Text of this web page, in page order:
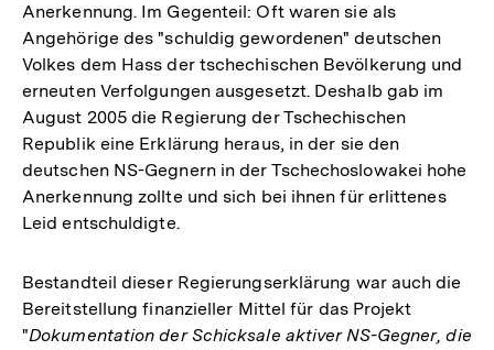
Anerkennung. Im Gegenteil: Oft waren sie als
Angehörige des "schuldig gewordenen" deutschen
Volkes dem Hass der tschechischen Bevölkerung und
erneuten Verfolgungen ausgesetzt. Deshalb gab im
August 2005 die Regierung der Tschechischen
Republik eine Erklärung heraus, in der sie den
deutschen NS-Gegnern in der Tschechoslowakei hohe
Anerkennung zollte und sich bei ihnen für erlittenes
Leid entschuldigte.
Bestandteil dieser Regierungserklärung war auch die
Bereitstellung finanzieller Mittel für das Projekt
"Dokumentation der Schicksale aktiver NS-Gegner, die